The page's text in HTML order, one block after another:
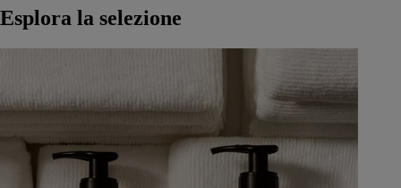
Esplora la selezione